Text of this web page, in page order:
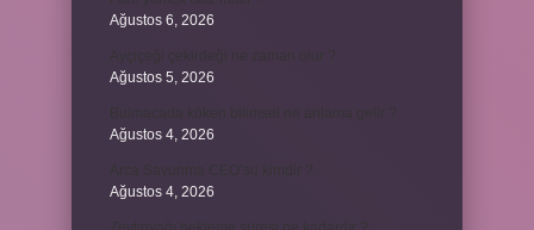
Ağustos 6, 2026
Ağustos 5, 2026
Ağustos 4, 2026
Ağustos 4, 2026